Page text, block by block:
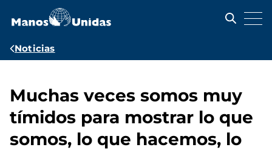
contenido
Ruta
Noticias
Muchas veces somos muy
tímidos para mostrar lo que
somos, lo que hacemos, lo